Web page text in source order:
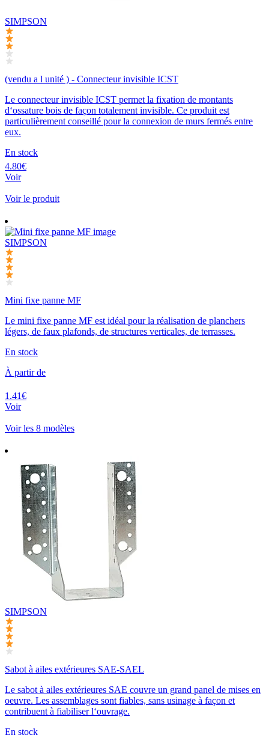
SIMPSON
(vendu a l unité ) - Connecteur invisible ICST
Le connecteur invisible ICST permet la fixation de montants
d‘ossature bois de façon totalement invisible. Ce produit est
particulièrement conseillé pour la connexion de murs fermés entre
eux.
En stock
4.80€
Voir
Voir le produit
SIMPSON
Mini fixe panne MF
Le mini fixe panne MF est idéal pour la réalisation de planchers
légers, de faux plafonds, de structures verticales, de terrasses.
En stock
À partir de
1.41€
Voir
Voir les 8 modèles
SIMPSON
Sabot à ailes extérieures SAE-SAEL
Le sabot à ailes extérieures SAE couvre un grand panel de mises en
oeuvre. Les assemblages sont fiables, sans usinage à façon et
contribuent à fiabiliser l‘ouvrage.
En stock